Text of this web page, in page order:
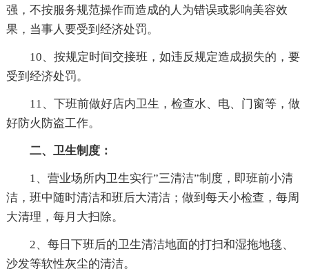
强，不按服务规范操作而造成的人为错误或影响美容效
果，当事人要受到经济处罚。
10、按规定时间交接班，如违反规定造成损失的，要
受到经济处罚。
11、下班前做好店内卫生，检查水、电、门窗等，做
好防火防盗工作。
二、卫生制度：
1、营业场所内卫生实行”三清洁”制度，即班前小清
洁，班中随时清洁和班后大清洁；做到每天小检查，每周
大清理，每月大扫除。
2、每日下班后的卫生清洁地面的打扫和湿拖地毯、
沙发等软性灰尘的清洁。